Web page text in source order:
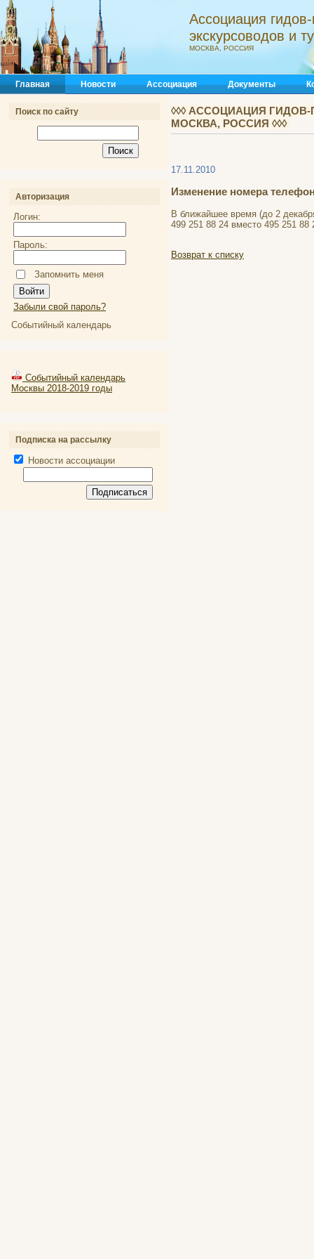
Ассоциация
экскурсоводов и
МОСКВА, РОССИЯ
Главная Новости Ассоциация Документы
Поиск по сайту
Авторизация
Логин:
Пароль:
Запомнить меня
Забыли свой пароль?
Событийный календарь
Событийный календарь
Москвы 2018-2019 годы
Подписка на рассылку
Новости ассоциации
◊◊◊ АССОЦИАЦИЯ
МОСКВА, РОССИЯ ◊◊◊
17.11.2010
Изменение номера
В ближайшее время (до 2
499 251 88 24 вместо 495 251 88
Возврат к списку